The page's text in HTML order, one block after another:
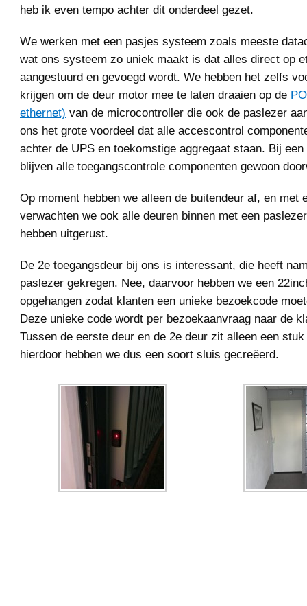
heb ik even tempo achter dit onderdeel gezet.
We werken met een pasjes systeem zoals meeste
wat ons systeem zo uniek maakt is dat alles direct op
aangestuurd en gevoegd wordt. We hebben het zelfs
krijgen om de deur motor mee te laten draaien op de
ethernet) van de microcontroller die ook de paslezer
ons het grote voordeel dat alle accescontrol
achter de UPS en toekomstige aggregaat staan. Bij
blijven alle toegangscontrole componenten gewoon
Op moment hebben we alleen de buitendeur af, en met
verwachten we ook alle deuren binnen met een
hebben uitgerust.
De 2e toegangsdeur bij ons is interessant, die heeft
paslezer gekregen. Nee, daarvoor hebben we een
opgehangen zodat klanten een unieke bezoekcode
Deze unieke code wordt per bezoekaanvraag naar de
Tussen de eerste deur en de 2e deur zit alleen een stuk
hierdoor hebben we dus een soort sluis gecreëerd.